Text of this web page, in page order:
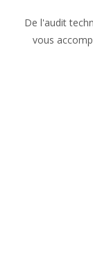
De l'audit
vous